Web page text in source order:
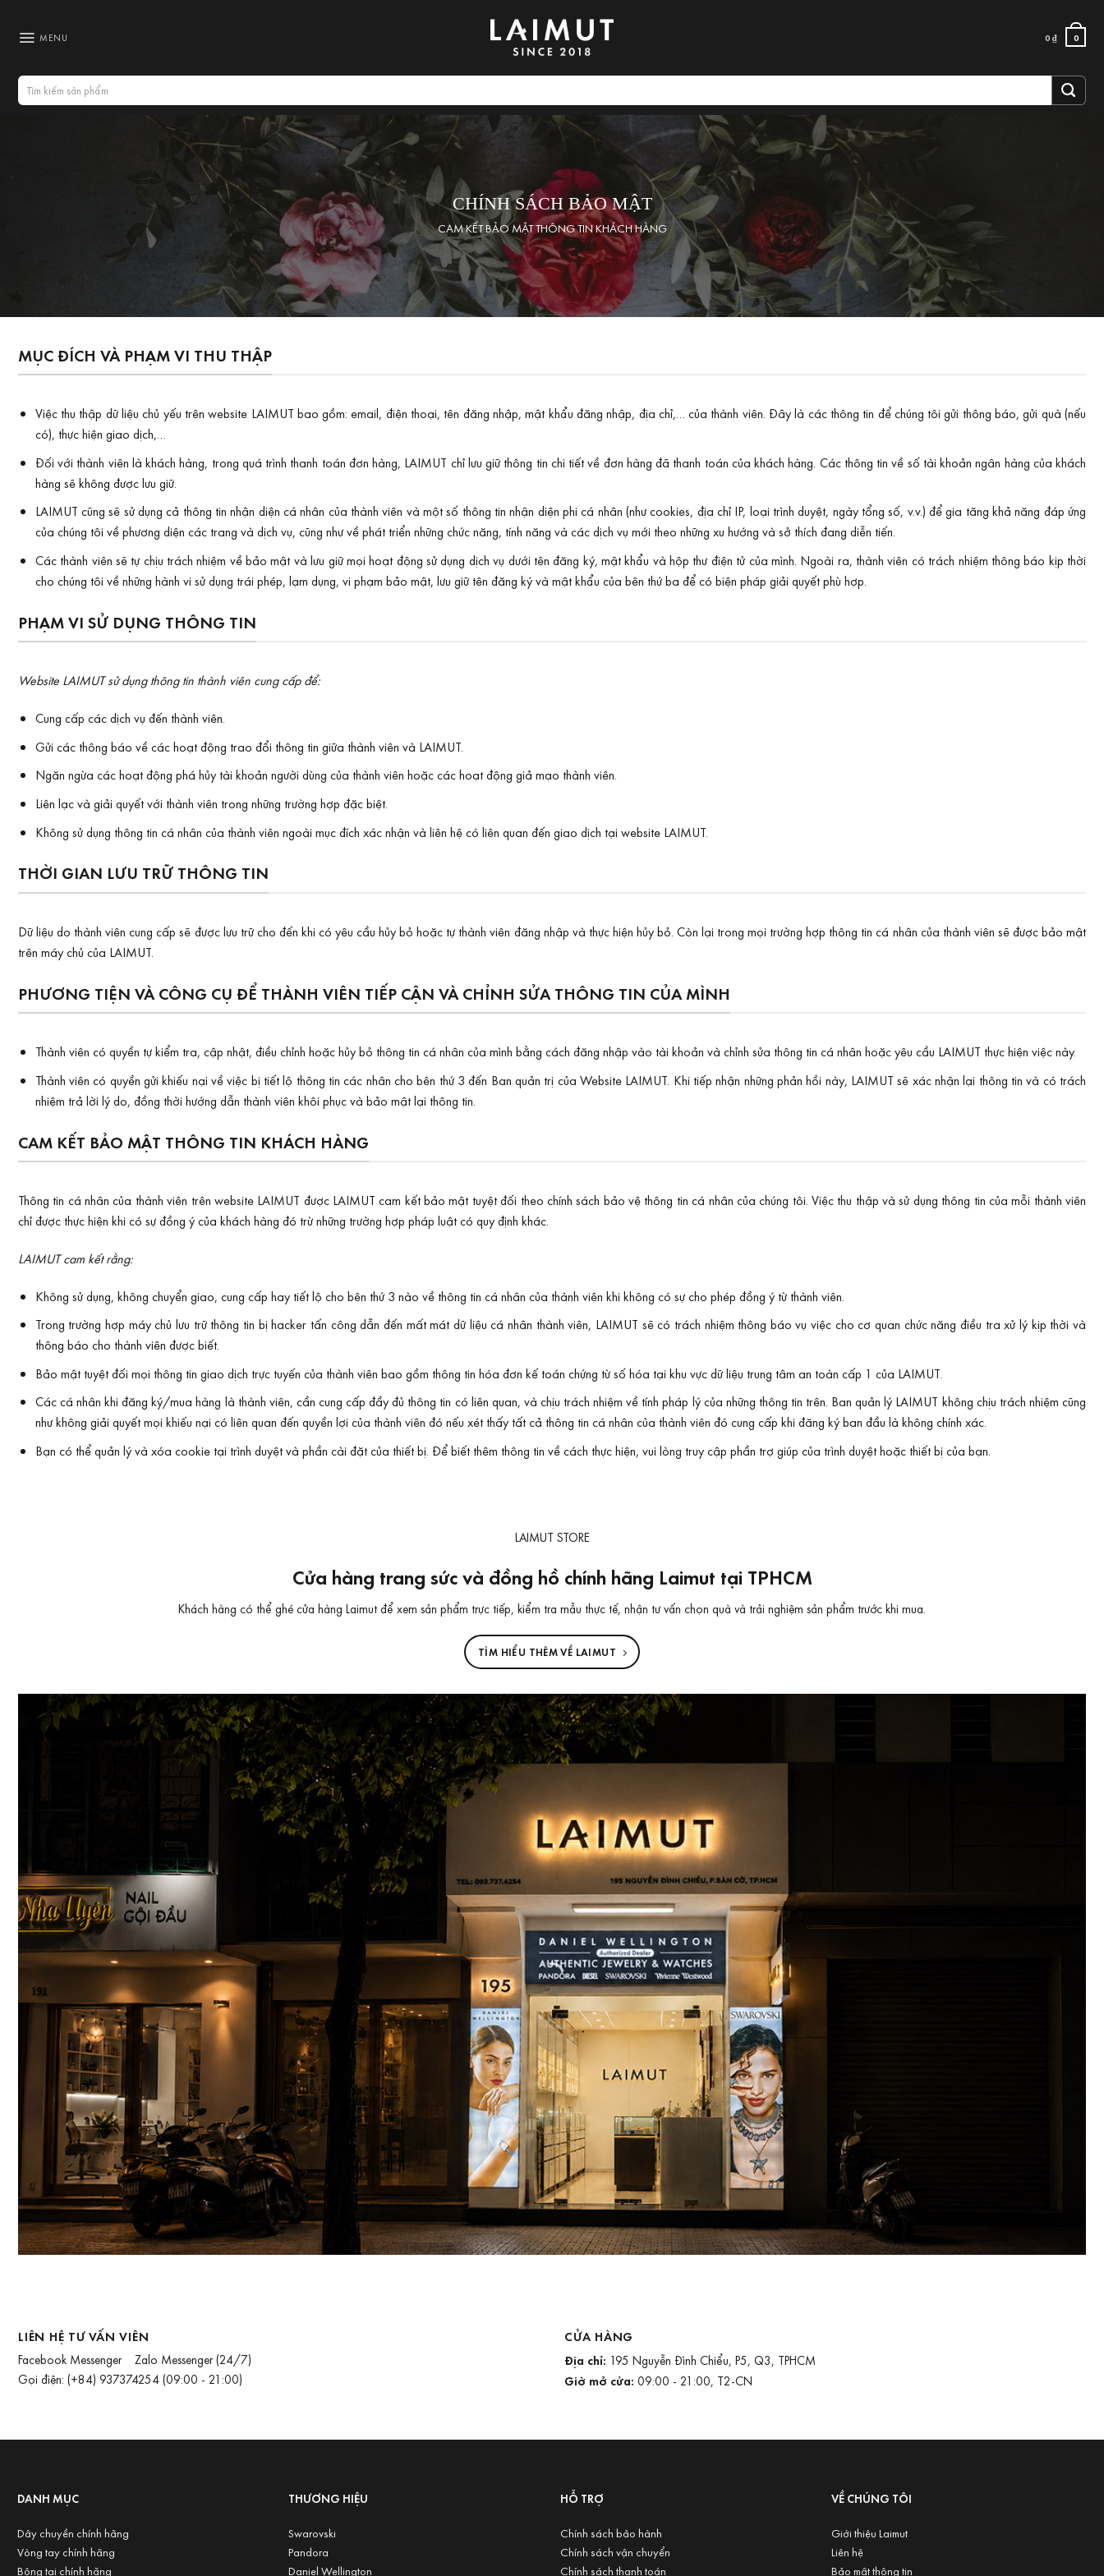
dung
MENU 0₫ 0
Tìm
kiếm:
CHÍNH SÁCH BẢO MẬT
CAM KẾT BẢO MẬT THÔNG TIN KHÁCH HÀNG
MỤC ĐÍCH VÀ PHẠM VI THU THẬP
Việc thu thập dữ liệu chủ yếu trên website LAIMUT bao gồm: email, điện thoại, tên đăng nhập, mật khẩu đăng nhập, địa chỉ,… của thành viên. Đây là các thông tin để chúng tôi gửi thông báo, gửi quà (nếu
có), thực hiện giao dịch,…
Đối với thành viên là khách hàng, trong quá trình thanh toán đơn hàng, LAIMUT chỉ lưu giữ thông tin chi tiết về đơn hàng đã thanh toán của khách hàng. Các thông tin về số tài khoản ngân hàng của khách
hàng sẽ không được lưu giữ.
LAIMUT cũng sẽ sử dụng cả thông tin nhận diện cá nhân của thành viên và một số thông tin nhận diện phi cá nhân (như cookies, địa chỉ IP, loại trình duyệt, ngày tổng số, v.v.) để gia tăng khả năng đáp ứng
của chúng tôi về phương diện các trang và dịch vụ, cũng như về phát triển những chức năng, tính năng và các dịch vụ mới theo những xu hướng và sở thích đang diễn tiến.
Các thành viên sẽ tự chịu trách nhiệm về bảo mật và lưu giữ mọi hoạt động sử dụng dịch vụ dưới tên đăng ký, mật khẩu và hộp thư điện tử của mình. Ngoài ra, thành viên có trách nhiệm thông báo kịp thời
cho chúng tôi về những hành vi sử dụng trái phép, lạm dụng, vi phạm bảo mật, lưu giữ tên đăng ký và mật khẩu của bên thứ ba để có biện pháp giải quyết phù hợp.
PHẠM VI SỬ DỤNG THÔNG TIN
Website LAIMUT sử dụng thông tin thành viên cung cấp để:
Cung cấp các dịch vụ đến thành viên.
Gửi các thông báo về các hoạt động trao đổi thông tin giữa thành viên và LAIMUT.
Ngăn ngừa các hoạt động phá hủy tài khoản người dùng của thành viên hoặc các hoạt động giả mạo thành viên.
Liên lạc và giải quyết với thành viên trong những trường hợp đặc biệt.
Không sử dụng thông tin cá nhân của thành viên ngoài mục đích xác nhận và liên hệ có liên quan đến giao dịch tại website LAIMUT.
THỜI GIAN LƯU TRỮ THÔNG TIN
Dữ liệu do thành viên cung cấp sẽ được lưu trữ cho đến khi có yêu cầu hủy bỏ hoặc tự thành viên đăng nhập và thực hiện hủy bỏ. Còn lại trong mọi trường hợp thông tin cá nhân của thành viên sẽ được bảo mật
trên máy chủ của LAIMUT.
PHƯƠNG TIỆN VÀ CÔNG CỤ ĐỂ THÀNH VIÊN TIẾP CẬN VÀ CHỈNH SỬA THÔNG TIN CỦA MÌNH
Thành viên có quyền tự kiểm tra, cập nhật, điều chỉnh hoặc hủy bỏ thông tin cá nhân của mình bằng cách đăng nhập vào tài khoản và chỉnh sửa thông tin cá nhân hoặc yêu cầu LAIMUT thực hiện việc này.
Thành viên có quyền gửi khiếu nại về việc bị tiết lộ thông tin các nhân cho bên thứ 3 đến Ban quản trị của Website LAIMUT. Khi tiếp nhận những phản hồi này, LAIMUT sẽ xác nhận lại thông tin và có trách
nhiệm trả lời lý do, đồng thời hướng dẫn thành viên khôi phục và bảo mật lại thông tin.
CAM KẾT BẢO MẬT THÔNG TIN KHÁCH HÀNG
Thông tin cá nhân của thành viên trên website LAIMUT được LAIMUT cam kết bảo mật tuyệt đối theo chính sách bảo vệ thông tin cá nhân của chúng tôi. Việc thu thập và sử dụng thông tin của mỗi thành viên
chỉ được thực hiện khi có sự đồng ý của khách hàng đó trừ những trường hợp pháp luật có quy định khác.
LAIMUT cam kết rằng:
Không sử dụng, không chuyển giao, cung cấp hay tiết lộ cho bên thứ 3 nào về thông tin cá nhân của thành viên khi không có sự cho phép đồng ý từ thành viên.
Trong trường hợp máy chủ lưu trữ thông tin bị hacker tấn công dẫn đến mất mát dữ liệu cá nhân thành viên, LAIMUT sẽ có trách nhiệm thông báo vụ việc cho cơ quan chức năng điều tra xử lý kịp thời và
thông báo cho thành viên được biết.
Bảo mật tuyệt đối mọi thông tin giao dịch trực tuyến của thành viên bao gồm thông tin hóa đơn kế toán chứng từ số hóa tại khu vực dữ liệu trung tâm an toàn cấp 1 của LAIMUT.
Các cá nhân khi đăng ký/mua hàng là thành viên, cần cung cấp đầy đủ thông tin có liên quan, và chịu trách nhiệm về tính pháp lý của những thông tin trên. Ban quản lý LAIMUT không chịu trách nhiệm cũng
như không giải quyết mọi khiếu nại có liên quan đến quyền lợi của thành viên đó nếu xét thấy tất cả thông tin cá nhân của thành viên đó cung cấp khi đăng ký ban đầu là không chính xác.
Bạn có thể quản lý và xóa cookie tại trình duyệt và phần cài đặt của thiết bị. Để biết thêm thông tin về cách thực hiện, vui lòng truy cập phần trợ giúp của trình duyệt hoặc thiết bị của bạn.
LAIMUT STORE
Cửa hàng trang sức và đồng hồ chính hãng Laimut tại TPHCM
Khách hàng có thể ghé cửa hàng Laimut để xem sản phẩm trực tiếp, kiểm tra mẫu thực tế, nhận tư vấn chọn quà và trải nghiệm sản phẩm trước khi mua.
TÌM HIỂU THÊM VỀ LAIMUT
LIÊN HỆ TƯ VẤN VIÊN
Facebook Messenger Zalo Messenger(24/7)
Gọi điện: (+84) 937374254(09:00 - 21:00)
CỬA HÀNG
Địa chỉ: 195 Nguyễn Đình Chiểu, P5, Q3, TPHCM
Giờ mở cửa: 09:00 - 21:00, T2-CN
DANH MỤC
Dây chuyền chính hãng
Vòng tay chính hãng
Bông tai chính hãng
THƯƠNG HIỆU
Swarovski
Pandora
Daniel Wellington
HỖ TRỢ
Chính sách bảo hành
Chính sách vận chuyển
Chính sách thanh toán
VỀ CHÚNG TÔI
Giới thiệu Laimut
Liên hệ
Bảo mật thông tin